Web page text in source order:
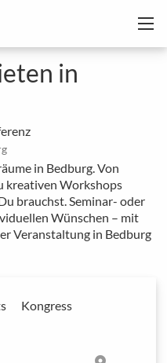
in
in Bedburg. Von
kreativen Workshops
brauchst. Seminar- oder
Wünschen – mit
Veranstaltung in Bedburg
Kongress